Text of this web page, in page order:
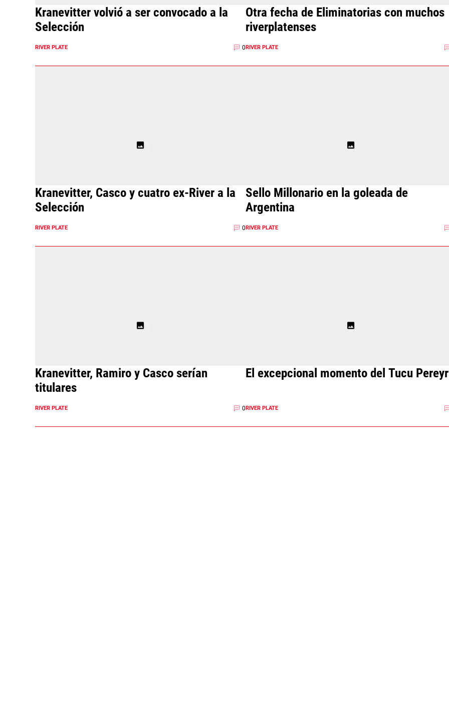
Kranevitter volvió a ser convocado a la
Selección
RIVER PLATE 0
Otra fecha de Eliminatorias con muchos
riverplatenses
RIVER PLATE
Kranevitter, Casco y cuatro ex-River a la
Selección
RIVER PLATE 0
Sello Millonario en la goleada de
Argentina
RIVER PLATE
Kranevitter, Ramiro y Casco serían
titulares
RIVER PLATE 0
El excepcional momento del Tucu
RIVER PLATE